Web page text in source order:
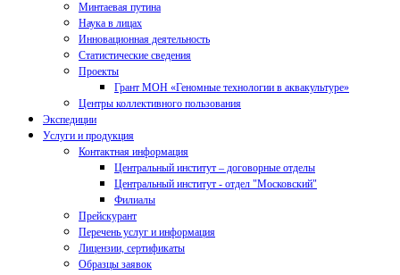
Минтаевая путина
Наука в лицах
Инновационная деятельность
Статистические сведения
Проекты
Грант МОН «Геномные технологии в аквакультуре»
Центры коллективного пользования
Экспедиции
Услуги и продукция
Контактная информация
Центральный институт – договорные отделы
Центральный институт - отдел "Московский"
Филиалы
Прейскурант
Перечень услуг и информация
Лицензии, сертификаты
Образцы заявок